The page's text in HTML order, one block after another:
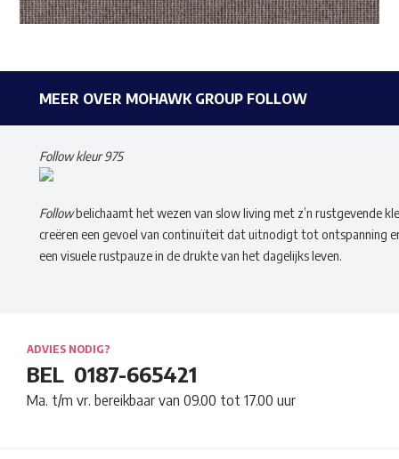
MEER OVER MOHAWK GROUP FOLLOW
Follow kleur 975
Followbelichaamt het wezen van slow living met z’n rustgevende
creëren een gevoel van continuïteit dat uitnodigt tot ontspanning
een visuele rustpauze in de drukte van het dagelijks leven.
ADVIES NODIG?
BEL 0187-665421
Ma. t/m vr. bereikbaar van 09.00 tot 17.00 uur